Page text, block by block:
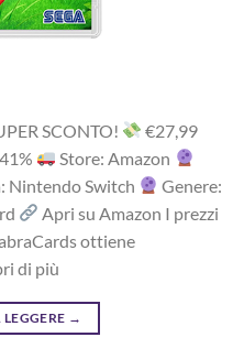
SCONTO!
‎€27,99‎
Store: Amazon
Nintendo Switch
Genere:
Apri su Amazon I prezzi
ottiene
di più
→